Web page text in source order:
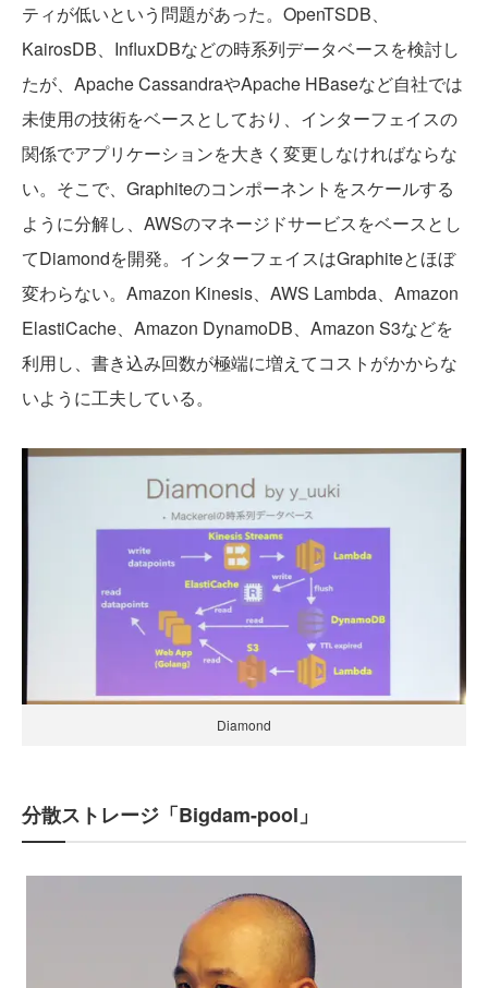
ティが低いという問題があった。OpenTSDB、
KairosDB、InfluxDBなどの時系列データベースを検討し
たが、Apache CassandraやApache HBaseなど自社では
未使用の技術をベースとしており、インターフェイスの
関係でアプリケーションを大きく変更しなければならな
い。そこで、Graphiteのコンポーネントをスケールする
ように分解し、AWSのマネージドサービスをベースとし
てDiamondを開発。インターフェイスはGraphiteとほぼ
変わらない。Amazon Kinesis、AWS Lambda、Amazon
ElastiCache、Amazon DynamoDB、Amazon S3などを
利用し、書き込み回数が極端に増えてコストがかからな
いように工夫している。
Diamond
分散ストレージ「Bigdam-pool」